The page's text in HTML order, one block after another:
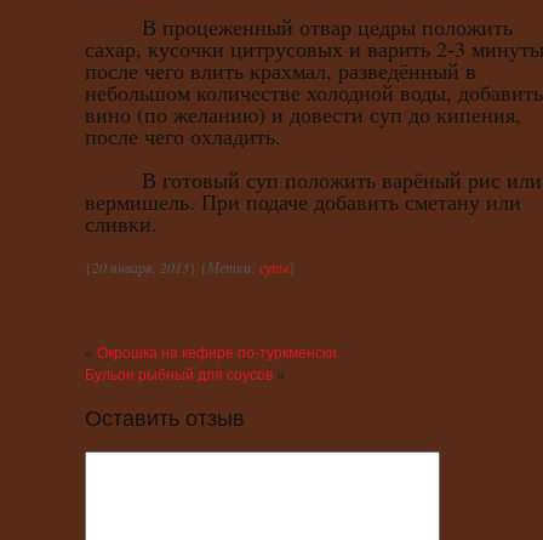
В процеженный отвар цедры положить
сахар, кусочки цитрусовых и варить 2-3
после чего влить крахмал, разведённый в
небольшом количестве холодной воды, добавить
вино (по желанию) и довести суп до кипения,
после чего охладить.
В готовый суп положить варёный рис или
вермишель. При подаче добавить сметану или
сливки.
{20 января, 2013} {Метки: супы}
« Окрошка на кефире по-туркменски.
Бульон рыбный для соусов »
Оставить отзыв